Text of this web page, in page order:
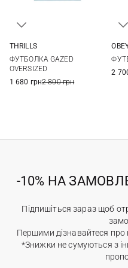
12
THRILLS
ФУТБОЛКА GAZED
OVERSIZED
1 680 грн2 800 грн
2
-10% НА
Підпишіться зараз щоб
Першими дізнавайтеся про
*Знижки не сумуються з